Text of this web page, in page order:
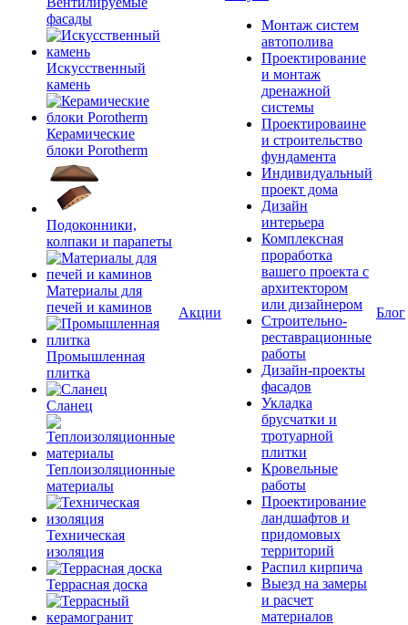
фасады
Искусственный
камень
Керамические
блоки Porotherm
Подоконники,
колпаки и парапеты
Материалы для
печей и каминов
Промышленная
плитка
Сланец
Теплоизоляционные
материалы
Техническая
изоляция
Террасная доска
Акции
Монтаж систем
автополива
Проектирование
и монтаж
дренажной
системы
Проектироваине
и строительство
фундамента
Индивидуальный
проект дома
Дизайн
интерьера
Комплексная
проработка
вашего проекта с
архитектором
или дизайнером
Строительно-
реставрационные
работы
Дизайн-проекты
фасадов
Укладка
брусчатки и
тротуарной
плитки
Кровельные
работы
Проектирование
ландшафтов и
придомовых
территорий
Распил кирпича
Выезд на замеры
и расчет
материалов
Блог